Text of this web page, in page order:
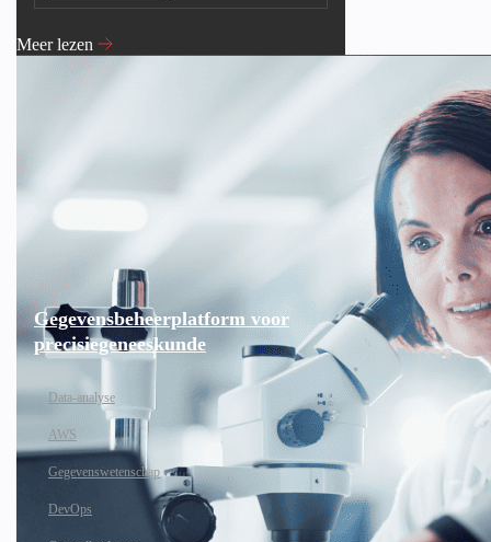
Meer lezen
Gegevensbeheerplatform voor
precisiegeneeskunde
Data-analyse
AWS
Gegevenswetenschap
DevOps